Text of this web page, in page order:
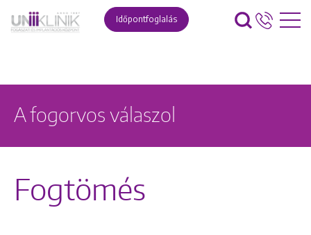
Időpontfoglalás
A fogorvos válaszol
Fogtömés